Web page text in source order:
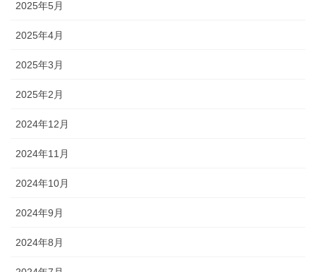
2025年5月
2025年4月
2025年3月
2025年2月
2024年12月
2024年11月
2024年10月
2024年9月
2024年8月